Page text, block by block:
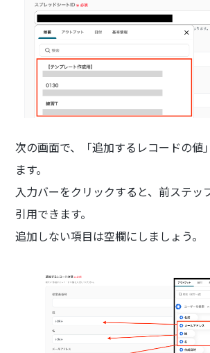
次の画面で、「追加するレコードの値
ます。
入力バーをクリックすると、前ステッ
引用できます。
追加しない項目は空欄にしましょう。